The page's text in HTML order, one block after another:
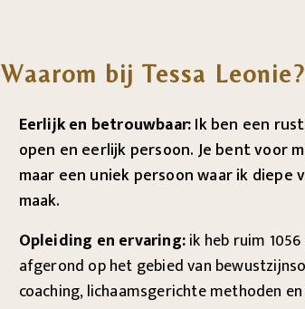
Waarom bij Tessa Leonie?
Eerlijk en betrouwbaar:Ik ben een
open en eerlijk persoon. Je bent voor
maar een uniek persoon waar ik diepe
maak.
Opleiding en ervaring:ik heb ruim
afgerond op het gebied van
coaching, lichaamsgerichte methoden